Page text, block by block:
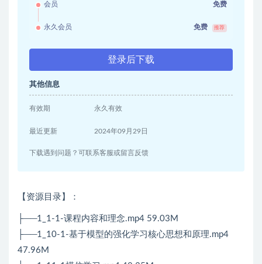
会员 免费
永久会员 免费 推荐
登录后下载
其他信息
有效期 永久有效
最近更新 2024年09月29日
下载遇到问题？可联系客服或留言反馈
【资源目录】：
├──1_1-1-课程内容和理念.mp4 59.03M
├──1_10-1-基于模型的强化学习核心思想和原理.mp4
47.96M